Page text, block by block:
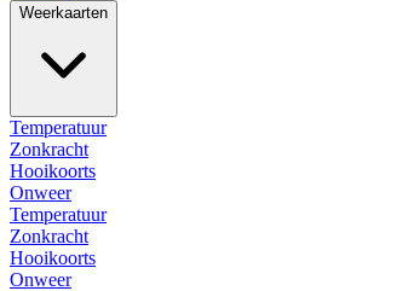
Weerkaarten
Temperatuur
Zonkracht
Hooikoorts
Onweer
Temperatuur
Zonkracht
Hooikoorts
Onweer